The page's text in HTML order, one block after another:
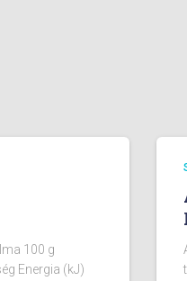
100 g
Energia (kJ)